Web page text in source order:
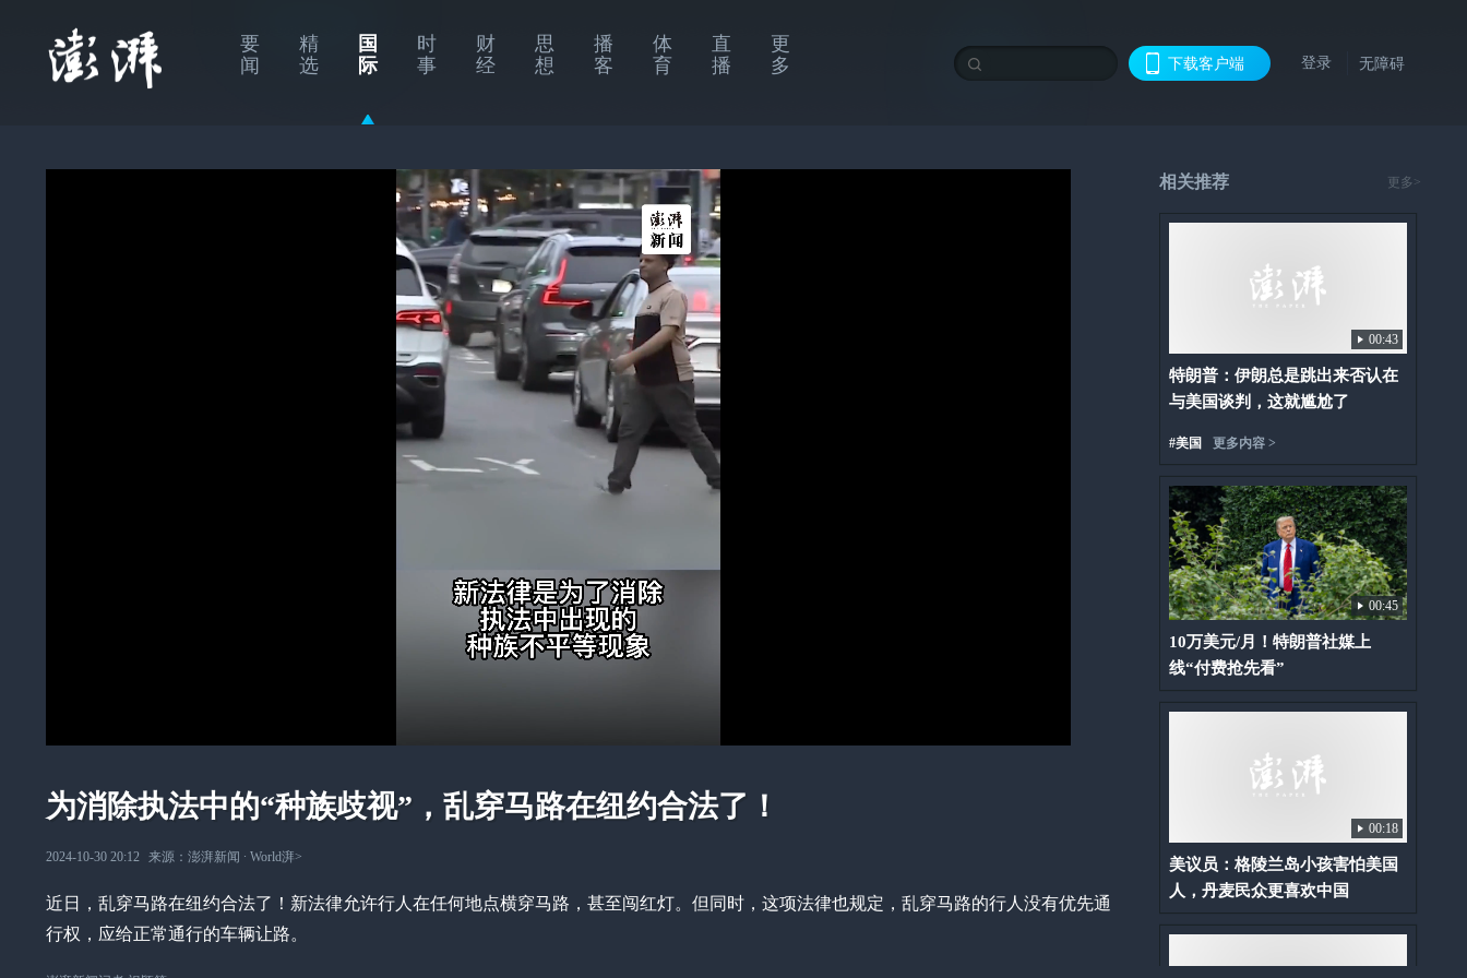
要
闻
精
选
国
际
时
事
财
经
思
想
播
客
体
育
直
播
更
多
下载客户端 登录 无障碍
为消除执法中的“种族歧视”，乱穿马路在纽约合法了！
2024-10-30 20:12 来源： 澎湃新闻 ∙ World湃>
近日，乱穿马路在纽约合法了！新法律允许行人在任何地点横穿马路，甚至闯红灯。但同时，这项法律也规定，乱穿马路的行人没有优先通
行权，应给正常通行的车辆让路。
相关推荐 更多>
00:43
特朗普：伊朗总是跳出来否认在
与美国谈判，这就尴尬了
#美国 更多内容 >
00:45
10万美元/月！特朗普社媒上
线“付费抢先看”
00:18
美议员：格陵兰岛小孩害怕美国
人，丹麦民众更喜欢中国